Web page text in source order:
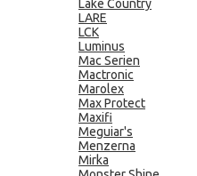
Lake Country
LARE
LCK
Luminus
Mac Serien
Mactronic
Marolex
Max Protect
Maxifi
Meguiar's
Menzerna
Mirka